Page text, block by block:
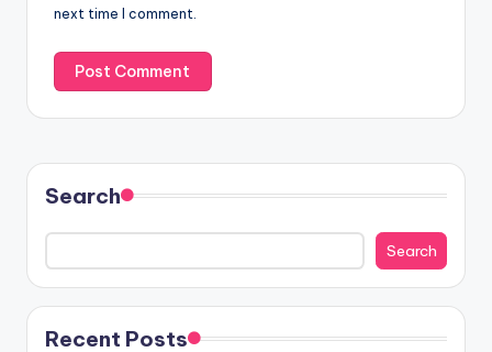
next time I comment.
Search
Search
Recent Posts